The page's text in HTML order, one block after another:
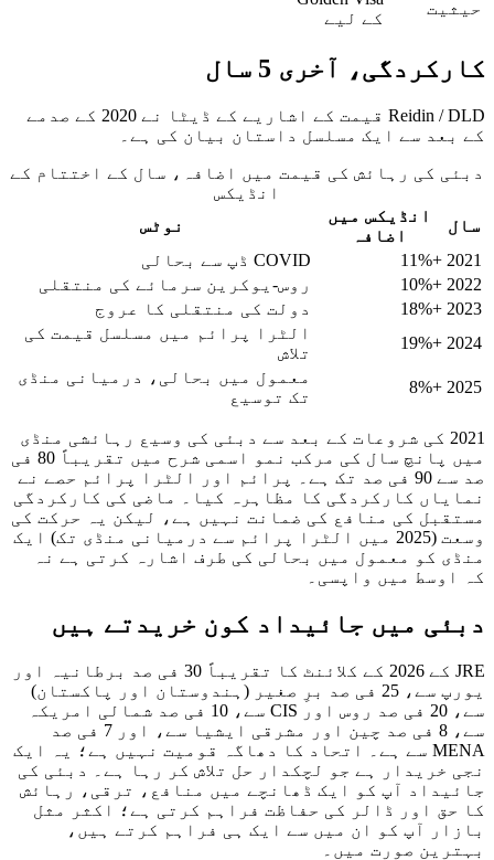
کے لیے
آخری 5 سال
Reidin / DLD قیمت کے اشاریے کے ڈیٹا نے 2020 کے صدمے
سے ایک مسلسل داستان بیان کی ہے۔
کی رہائش کی قیمت میں اضافہ، سال کے اختتام کے
انڈیکس
انڈیکس میں
اضافہ
+11%
COVID ڈپ سے بحالی
+10%
روس-یوکرین سرمائے کی منتقلی
+18%
دولت کی منتقلی کا عروج
+19%
الٹرا پرائم میں مسلسل قیمت کی
+8%
معمول میں بحالی، درمیانی منڈی
تک توسیع
2021 کی شروعات کے بعد سے دبئی کی وسیع رہائشی منڈی
میں پانچ سال کی مرکب نمو اسمی شرح میں تقریباً 80 فی
صد سے 90 فی صد تک ہے۔ پرائم اور الٹرا پرائم حصے نے
کارکردگی کا مظاہرہ کیا۔ ماضی کی کارکردگی
کی منافع کی ضمانت نہیں ہے، لیکن یہ حرکت کی
وسعت (2025 میں الٹرا پرائم سے درمیانی منڈی تک) ایک
کو معمول میں بحالی کی طرف اشارہ کرتی ہے نہ
میں واپسی۔
میں جائیداد کون خریدتے ہیں
JRE کے 2026 کے کلائنٹ کا تقریباً 30 فی صد برطانیہ اور
یورپ سے، 25 فی صد برِ صغیر (ہندوستان اور پاکستان)
سے، 20 فی صد روس اور CIS سے، 10 فی صد شمالی امریکہ
سے، 8 فی صد چین اور مشرقی ایشیا سے، اور 7 فی صد
MENA سے ہے۔ اتحاد کا دھاگہ قومیت نہیں ہے؛ یہ ایک
ہے جو لچکدار حل تلاش کر رہا ہے۔ دبئی کی
آپ کو ایک ڈھانچے میں منافع، ترقی، رہائش
اور ڈالر کی حفاظت فراہم کرتی ہے؛ اکثر مثل
آپ کو ان میں سے ایک ہی فراہم کرتے ہیں،
صورت میں۔